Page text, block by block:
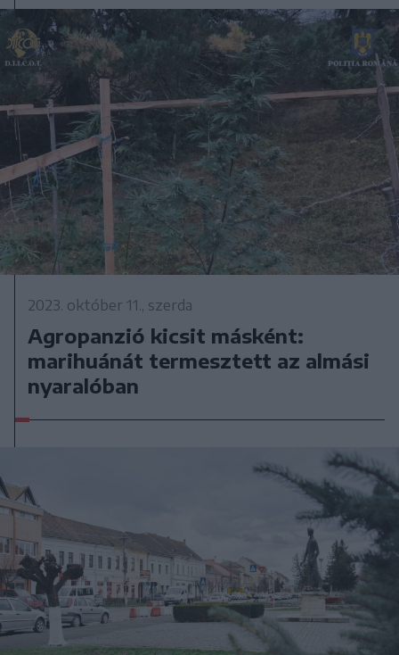
2023. október 11., szerda
Agropanzió kicsit másként:
marihuánát termesztett az almási
nyaralóban